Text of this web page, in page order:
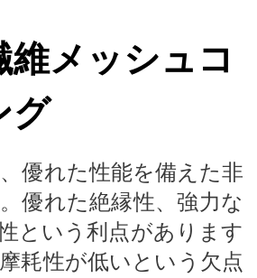
維メッシュコ
グ
優れた性能を備えた非
優れた絶縁性、強力な
という利点があります
耗性が低いという欠点